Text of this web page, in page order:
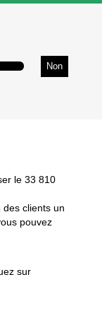
Non
le 33 810
clients un
pouvez
sur